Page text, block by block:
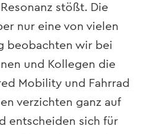
stößt. Die
nur eine von vielen
beobachten wir bei
und Kollegen die
Mobility und Fahrrad
verzichten ganz auf
entscheiden sich für